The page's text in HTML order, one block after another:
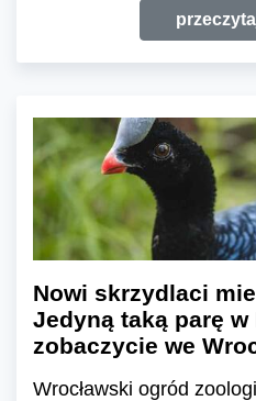
Nowi skrzydlaci
Jedyną taką parę w
zobaczycie we
Wrocławski ogród